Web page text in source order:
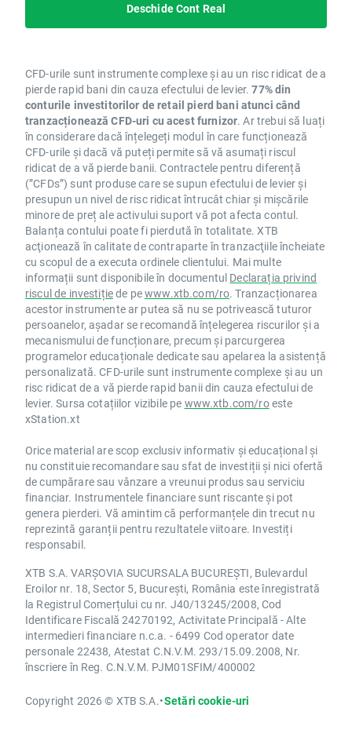
Deschide Cont Real
CFD-urile sunt instrumente complexe și au un risc ridicat de a
pierde rapid bani din cauza efectului de levier.77% din
conturile investitorilor de retail pierd bani atunci când
tranzacționează CFD-uri cu acest furnizor. Ar trebui să luați
în considerare dacă înțelegeți modul în care funcționează
CFD-urile și dacă vă puteți permite să vă asumați riscul
ridicat de a vă pierde banii. Contractele pentru diferență
(”CFDs”) sunt produse care se supun efectului de levier și
presupun un nivel de risc ridicat întrucât chiar și mișcările
minore de preț ale activului suport vă pot afecta contul.
Balanța contului poate fi pierdută în totalitate. XTB
acţionează în calitate de contraparte în tranzacţiile încheiate
cu scopul de a executa ordinele clientului. Mai multe
informații sunt disponibile în documentul Declarația privind
riscul de investițiede pewww.xtb.com/ro. Tranzacționarea
acestor instrumente ar putea să nu se potrivească tuturor
persoanelor, așadar se recomandă înțelegerea riscurilor și a
mecanismului de funcționare, precum și parcurgerea
programelor educaționale dedicate sau apelarea la asistență
personalizată. CFD-urile sunt instrumente complexe și au un
risc ridicat de a vă pierde rapid banii din cauza efectului de
levier. Sursa cotațiilor vizibile pe www.xtb.com/roeste
xStation.xt
Orice material are scop exclusiv informativ și educațional și
nu constituie recomandare sau sfat de investiții și nici ofertă
de cumpărare sau vânzare a vreunui produs sau serviciu
financiar. Instrumentele financiare sunt riscante și pot
genera pierderi. Vă amintim că performanțele din trecut nu
reprezintă garanții pentru rezultatele viitoare. Investiți
responsabil.
XTB S.A. VARȘOVIA SUCURSALA BUCUREȘTI, Bulevardul
Eroilor nr. 18, Sector 5, București, România este înregistrată
la Registrul Comerțului cu nr. J40/13245/2008, Cod
Identificare Fiscală 24270192, Activitate Principală - Alte
intermedieri financiare n.c.a. - 6499 Cod operator date
personale 22438, Atestat C.N.V.M. 293/15.09.2008, Nr.
înscriere în Reg. C.N.V.M. PJM01SFIM/400002
Copyright 2026 © XTB S.A.•Setări cookie-uri